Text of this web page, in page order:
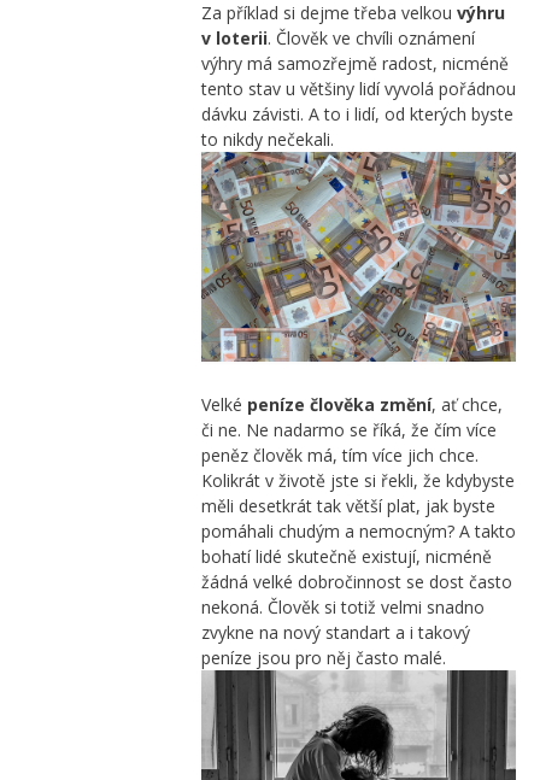
Za příklad si dejme třeba velkou výhru
v loterii. Člověk ve chvíli oznámení
výhry má samozřejmě radost, nicméně
tento stav u většiny lidí vyvolá pořádnou
dávku závisti. A to i lidí, od kterých byste
to nikdy nečekali.
Velké peníze člověka změní, ať chce,
či ne. Ne nadarmo se říká, že čím více
peněz člověk má, tím více jich chce.
Kolikrát v životě jste si řekli, že kdybyste
měli desetkrát tak větší plat, jak byste
pomáhali chudým a nemocným? A takto
bohatí lidé skutečně existují, nicméně
žádná velké dobročinnost se dost často
nekoná. Člověk si totiž velmi snadno
zvykne na nový standart a i takový
peníze jsou pro něj často malé.